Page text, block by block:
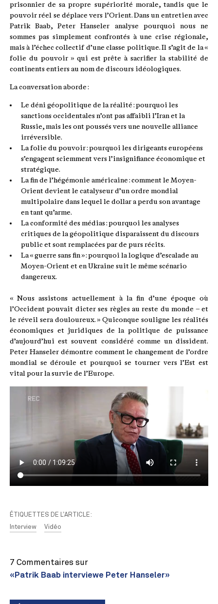
prisonnier de sa propre supériorité morale, tandis que le
pouvoir réel se déplace vers l’Orient. Dans un entretien avec
Patrik Baab, Peter Hanseler analyse pourquoi nous ne
sommes pas simplement confrontés à une crise régionale,
mais à l’échec collectif d’une classe politique. Il s’agit de la «
folie du pouvoir » qui est prête à sacrifier la stabilité de
continents entiers au nom de discours idéologiques.
La conversation aborde :
Le déni géopolitique de la réalité : pourquoi les
sanctions occidentales n’ont pas affaibli l’Iran et la
Russie, mais les ont poussés vers une nouvelle alliance
irréversible.
La folie du pouvoir : pourquoi les dirigeants européens
s’engagent sciemment vers l’insignifiance économique et
stratégique.
La fin de l’hégémonie américaine : comment le Moyen-
Orient devient le catalyseur d’un ordre mondial
multipolaire dans lequel le dollar a perdu son avantage
en tant qu’arme.
La conformité des médias : pourquoi les analyses
critiques de la géopolitique disparaissent du discours
public et sont remplacées par de purs récits.
La « guerre sans fin » : pourquoi la logique d’escalade au
Moyen-Orient et en Ukraine suit le même scénario
dangereux.
« Nous assistons actuellement à la fin d’une époque où
l’Occident pouvait dicter ses règles au reste du monde – et
le réveil sera douloureux. » Quiconque souligne les réalités
économiques et juridiques de la politique de puissance
d’aujourd’hui est souvent considéré comme un dissident.
Peter Hanseler démontre comment le changement de l’ordre
mondial se déroule et pourquoi se tourner vers l’Est est
vital pour la survie de l’Europe.
ÉTIQUETTES DE L’ARTICLE:
Interview
Vidéo
7 Commentaires sur
«Patrik Baab interviewe Peter Hanseler»